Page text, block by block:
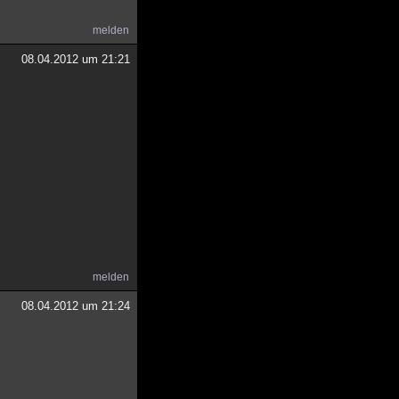
melden
08.04.2012 um 21:21
melden
08.04.2012 um 21:24